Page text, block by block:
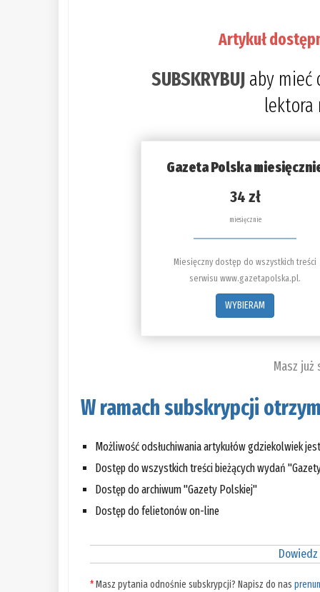
Artykuł
SUBSKRYBUJ aby mieć
lektora
Gazeta Polska
34 zł
miesięcznie
Miesięczny dostęp do wszystkich treści
serwisu www.gazetapolska.pl.
WYBIERAM
Masz
W ramach subskrypcji
Możliwość odsłuchiwania artykułów gdziekolwiek
Dostęp do wszystkich treści bieżących wydań
Dostęp do archiwum "Gazety Polskiej"
Dostęp do felietonów on-line
*Masz pytania odnośnie subskrypcji? Napisz do nas